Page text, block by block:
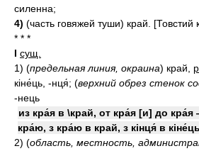
силенна;
4) (часть говяжей туши) край. [Товстий
* * *
I сущ.
1) (предельная линия, окраина) край,
кіне́ць, -нця́; (верхний обрез стенок
-нець
из кра́я в \край, от кра́я [и] до кра́я
кра́ю, з кра́ю в край, з кінця́ в кіне́ць
2) (область, местность,